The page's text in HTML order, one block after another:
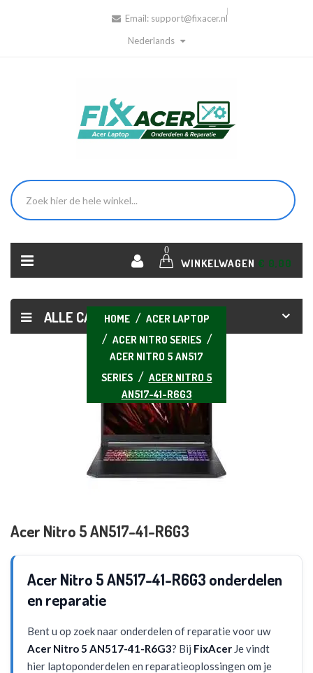
Email: support@fixacer.nl
Nederlands
0
WINKELWAGEN € 0,00
ALLE CATEGORIEËN
HOME
ACER LAPTOP
ACER NITRO SERIES
ACER NITRO 5 AN517
SERIES
ACER NITRO 5
AN517-41-R6G3
Acer Nitro 5 AN517-41-R6G3
Acer Nitro 5 AN517-41-R6G3 onderdelen
en reparatie
Bent u op zoek naar onderdelen of reparatie voor uw
Acer Nitro 5 AN517-41-R6G3? Bij FixAcer Je vindt
hier laptoponderdelen en reparatieoplossingen om je